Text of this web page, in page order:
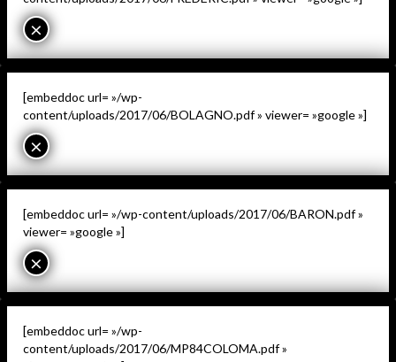
×
[embeddoc url= »/wp-
content/uploads/2017/06/BOLAGNO.pdf » viewer= »google »]
×
[embeddoc url= »/wp-content/uploads/2017/06/BARON.pdf »
viewer= »google »]
×
[embeddoc url= »/wp-
content/uploads/2017/06/MP84COLOMA.pdf »